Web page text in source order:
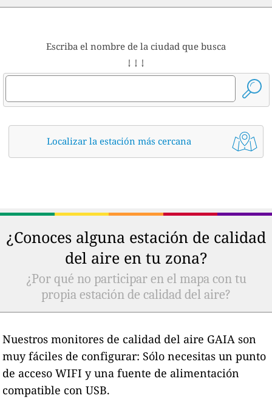
Escriba el nombre de la ciudad que busca
↓ ↓ ↓
Localizar la estación más cercana
¿Conoces alguna estación de calidad
del aire en tu zona?
¿Por qué no participar en el mapa con tu
propia estación de calidad del aire?
Nuestros monitores de calidad del aire GAIA son
muy fáciles de configurar: Sólo necesitas un punto
de acceso WIFI y una fuente de alimentación
compatible con USB.